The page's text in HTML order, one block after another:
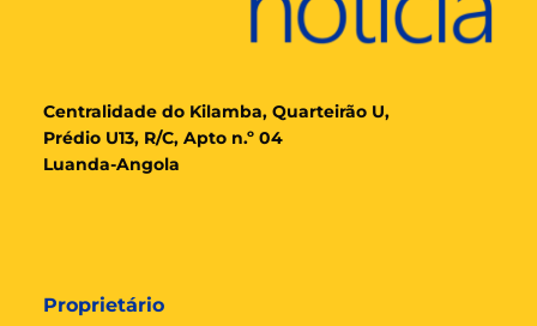
Centralidade do Kilamba, Quarteirão U,
Prédio U13, R/C, Apto n.º 04
Luanda-Angola
Proprietário